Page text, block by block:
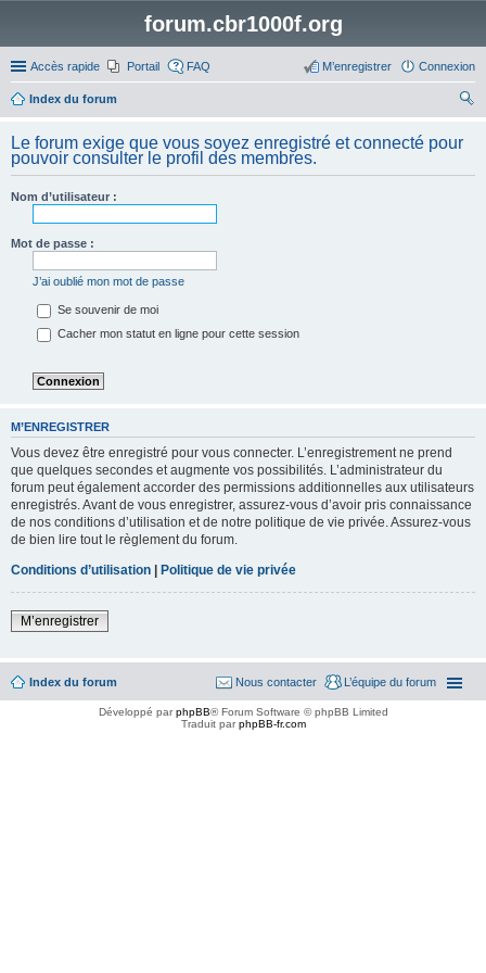
forum.cbr1000f.org
Accès rapide Portail FAQ Connexion
M’enregistrer
Index du forum
her
ch
Le forum exige que vous soyez enregistré et connecté pour
pouvoir consulter le profil des membres.
Nom d’utilisateur :
Mot de passe :
J’ai oublié mon mot de passe
Se souvenir de moi
Cacher mon statut en ligne pour cette session
M’ENREGISTRER
Vous devez être enregistré pour vous connecter. L’enregistrement ne prend
que quelques secondes et augmente vos possibilités. L’administrateur du
forum peut également accorder des permissions additionnelles aux utilisateurs
enregistrés. Avant de vous enregistrer, assurez-vous d’avoir pris connaissance
de nos conditions d’utilisation et de notre politique de vie privée. Assurez-vous
de bien lire tout le règlement du forum.
Conditions d’utilisation | Politique de vie privée
M’enregistrer
Index du forum L’équipe du forum
Nous contacter
Développé parphpBB® Forum Software © phpBB Limited
Traduit parphpBB-fr.com